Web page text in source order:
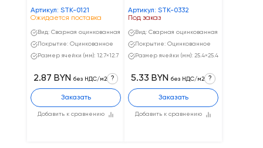
Артикул: STK-0121
Ожидается поставка
Вид: Сварная оцинкованная
Покрытие: Оцинкованное
Размер ячейки (мм): 12.7×12.7
Добавить к сравнению
2.87 BYN без НДС/м2 ?
Заказать
Артикул: STK-0332
Под заказ
Вид: Сварная оцинкованная
Покрытие: Оцинкованное
Размер ячейки (мм): 25.4×25.4
Добавить к сравнению
5.33 BYN без НДС/м2 ?
Заказать